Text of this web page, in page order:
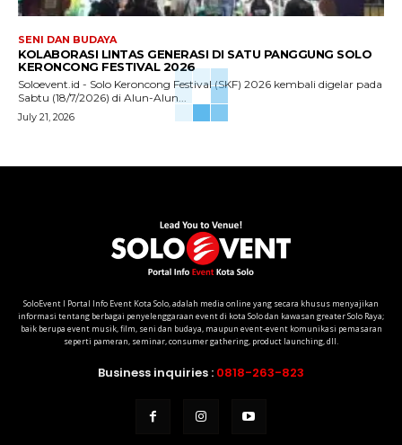
SENI DAN BUDAYA
KOLABORASI LINTAS GENERASI DI SATU PANGGUNG SOLO
KERONCONG FESTIVAL 2026
Soloevent.id - Solo Keroncong Festival (SKF) 2026 kembali digelar pada
Sabtu (18/7/2026) di Alun-Alun...
July 21, 2026
SoloEvent I Portal Info Event Kota Solo, adalah media online yang secara khusus menyajikan
informasi tentang berbagai penyelenggaraan event di kota Solo dan kawasan greater Solo Raya;
baik berupa event musik, film, seni dan budaya, maupun event-event komunikasi pemasaran
seperti pameran, seminar, consumer gathering, product launching, dll.
Business inquiries : 0818-263-823